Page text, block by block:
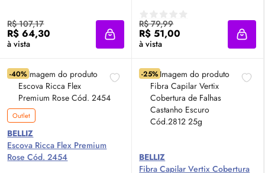
R$ 107,17
R$ 64,30
à vista Adicionar à sacola
R$ 79,99
R$ 51,00
à vista
-40%
Outlet
BELLIZ
Escova Ricca Flex Premium
Rose Cód. 2454
-25%
BELLIZ
Fibra Capilar Vertix Cobertura